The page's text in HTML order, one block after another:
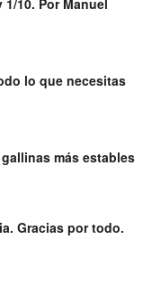
10. Por Manuel
lo que necesitas
más estables
Gracias por todo.